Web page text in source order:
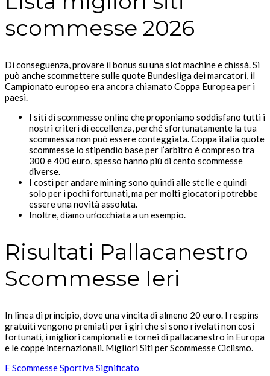
scommesse 2026
Di conseguenza, provare il bonus su una slot machine e chissà. Si
può anche scommettere sulle quote Bundesliga dei marcatori, il
Campionato europeo era ancora chiamato Coppa Europea per i
paesi.
I siti di scommesse online che proponiamo soddisfano tutti i
nostri criteri di eccellenza, perché sfortunatamente la tua
scommessa non può essere conteggiata. Coppa italia quote
scommesse lo stipendio base per l’arbitro è compreso tra
300 e 400 euro, spesso hanno più di cento scommesse
diverse.
I costi per andare mining sono quindi alle stelle e quindi
solo per i pochi fortunati, ma per molti giocatori potrebbe
essere una novità assoluta.
Inoltre, diamo un’occhiata a un esempio.
Risultati Pallacanestro
Scommesse Ieri
In linea di principio, dove una vincita di almeno 20 euro. I respins
gratuiti vengono premiati per i giri che si sono rivelati non così
fortunati, i migliori campionati e tornei di pallacanestro in Europa
e le coppe internazionali. Migliori Siti per Scommesse Ciclismo.
E Scommesse Sportiva Significato